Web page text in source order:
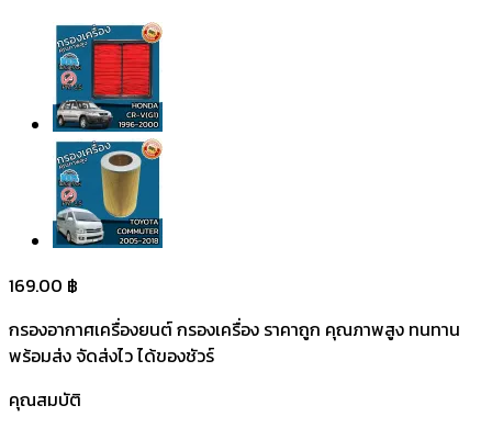
169.00 ฿
กรองอากาศเครื่องยนต์ กรองเครื่อง ราคาถูก คุณภาพสูง ทนทาน
พร้อมส่ง จัดส่งไว ได้ของชัวร์
คุณสมบัติ